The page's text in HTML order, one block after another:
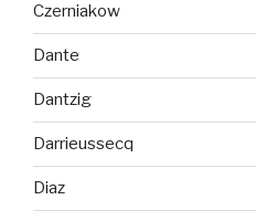
Czerniakow
Dante
Dantzig
Darrieussecq
Diaz